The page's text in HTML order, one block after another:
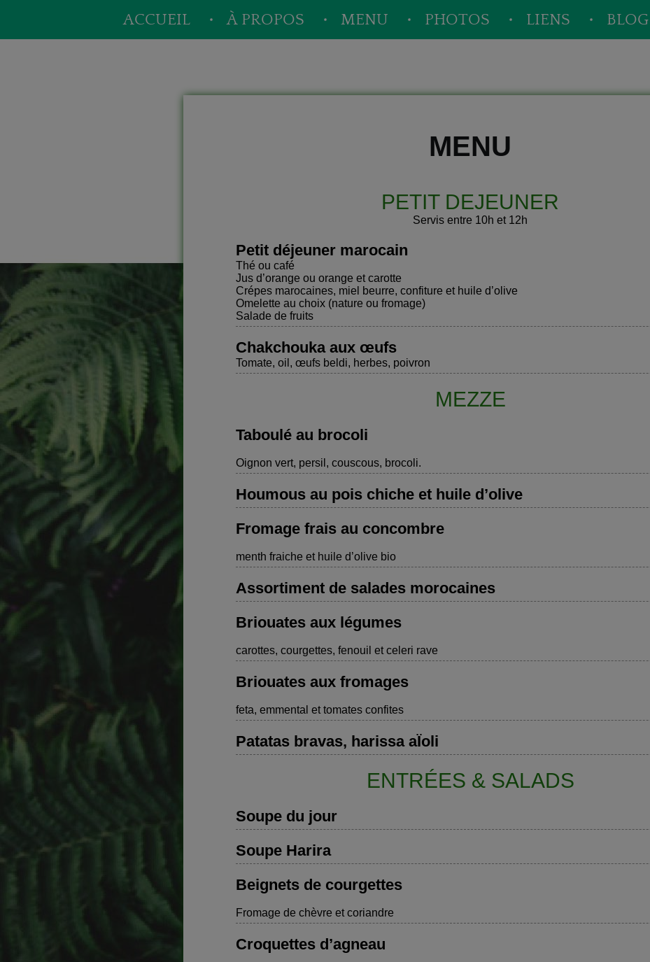
ACCUEIL À PROPOS MENU PHOTOS LIENS BLOG
MENU
PETIT DEJEUNER
Servis entre 10h et 12h
Petit déjeuner marocain
Thé ou café
Jus d’orange ou orange et carotte
Crépes marocaines, miel beurre, confiture et huile d’olive
Omelette au choix (nature ou fromage)
Salade de fruits
Chakchouka aux œufs
Tomate, oil, œufs beldi, herbes, poivron
MEZZE
Taboulé au brocoli
Oignon vert, persil, couscous, brocoli.
Houmous au pois chiche et huile d’olive
Fromage frais au concombre
menth fraiche et huile d’olive bio
Assortiment de salades morocaines
Briouates aux légumes
carottes, courgettes, fenouil et celeri rave
Briouates aux fromages
feta, emmental et tomates confites
Patatas bravas, harissa aÏoli
ENTRÉES & SALADS
Soupe du jour
Soupe Harira
Beignets de courgettes
Fromage de chèvre et coriandre
Croquettes d’agneau